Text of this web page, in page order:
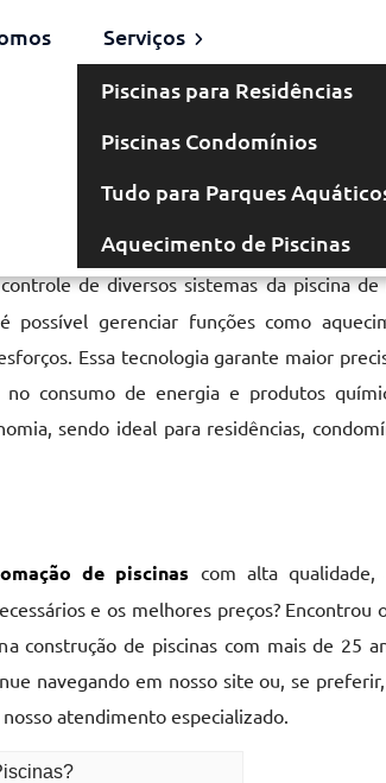
Serviços
Piscinas para Residências
Piscinas Condomínios
Tudo para Parques
Aquecimento de Piscinas
de diversos sistemas da piscina de
gerenciar funções como
Essa tecnologia garante maior
consumo de energia e produtos
sendo ideal para residências,
de piscinas com alta qualidade,
e os melhores preços? Encontrou
construção de piscinas com mais de 25
navegando em nosso site ou, se
atendimento especializado.